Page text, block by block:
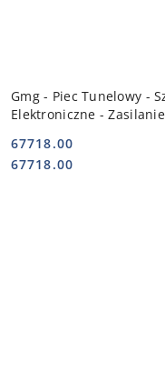
Gmg - Piec Tunelowy -
Elektroniczne -
Cena:
67718.00
Cena:
67718.00